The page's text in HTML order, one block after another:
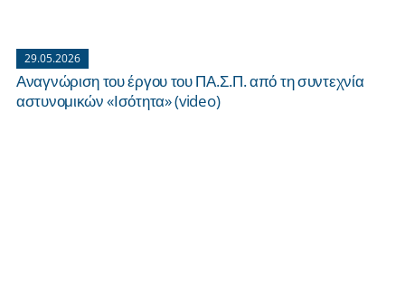
29.05.2026
Αναγνώριση του έργου του ΠΑ.Σ.Π. από τη συντεχνία
αστυνομικών «Ισότητα» (video)